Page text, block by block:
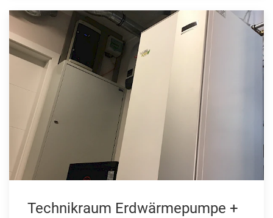
Technikraum Erdwärmepumpe +